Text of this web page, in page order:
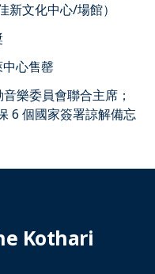
文化中心/場館）
心售罄
樂委員會聯合主席；
6 個國家簽署諒解備忘
Kothari